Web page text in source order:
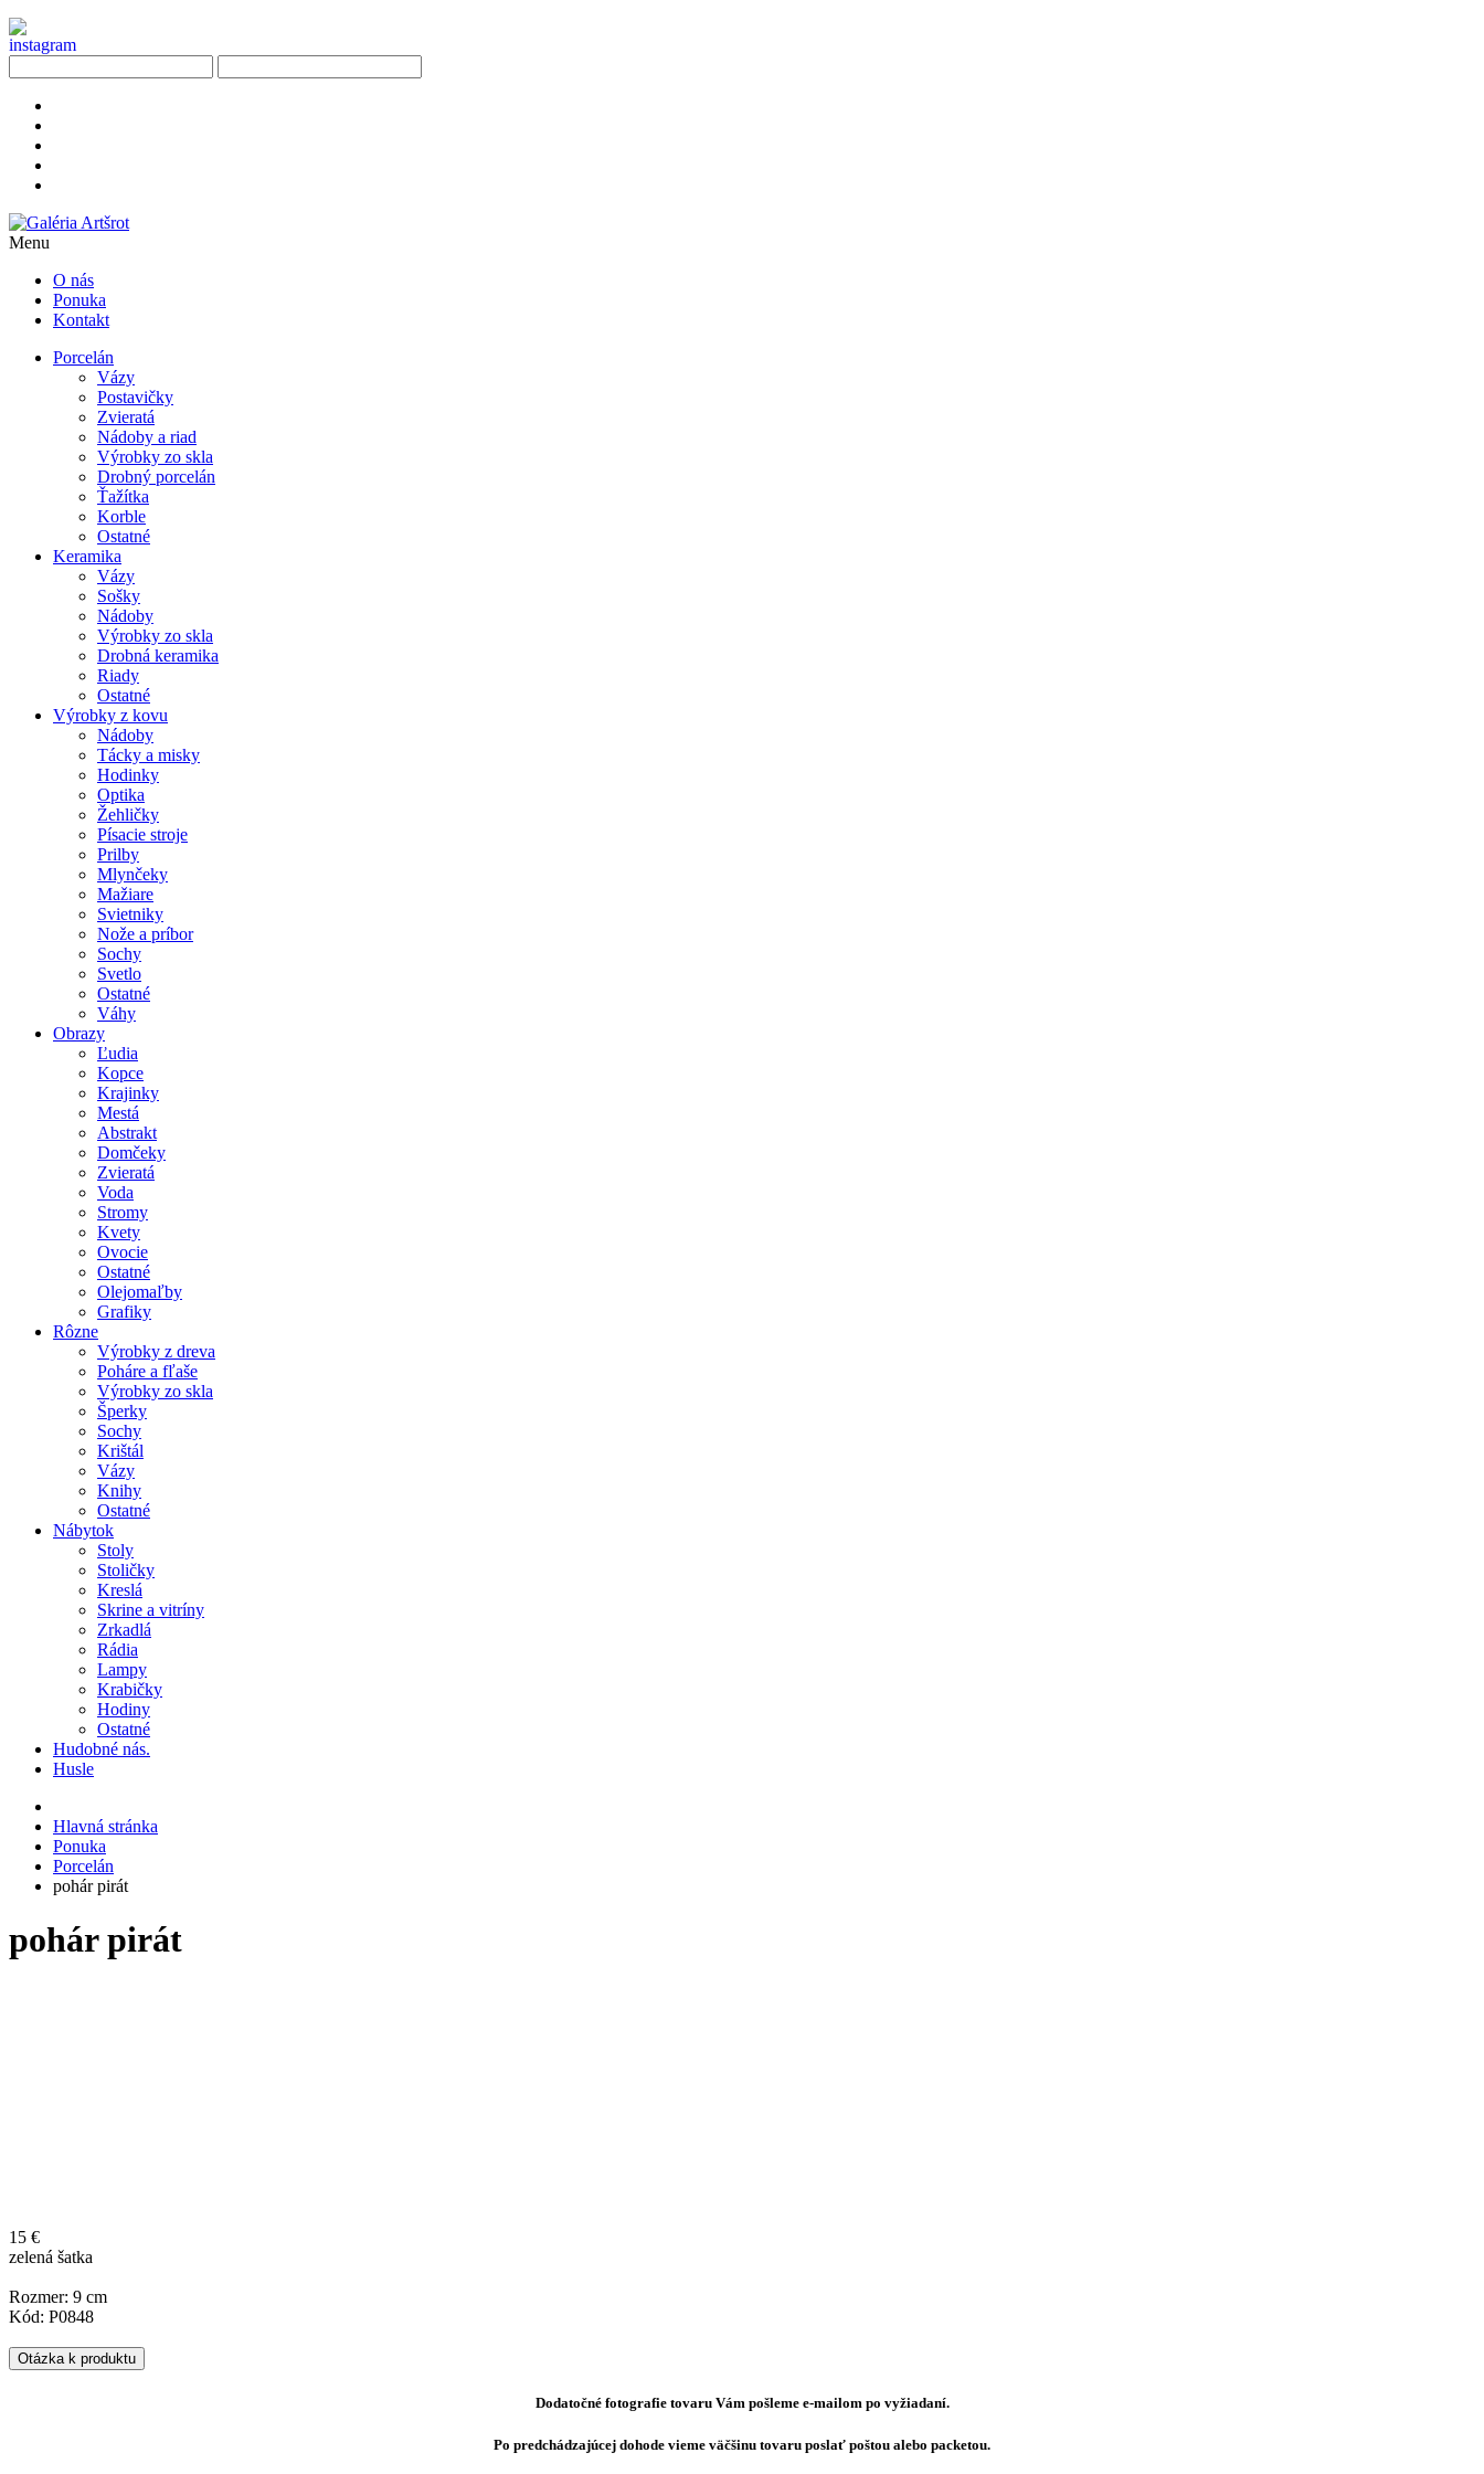
Menu
O nás
Ponuka
Kontakt
Porcelán
Vázy
Postavičky
Zvieratá
Nádoby a riad
Výrobky zo skla
Drobný porcelán
Ťažítka
Korble
Ostatné
Keramika
Vázy
Sošky
Nádoby
Výrobky zo skla
Drobná keramika
Riady
Ostatné
Výrobky z kovu
Nádoby
Tácky a misky
Hodinky
Optika
Žehličky
Písacie stroje
Prilby
Mlynčeky
Mažiare
Svietniky
Nože a príbor
Sochy
Svetlo
Ostatné
Váhy
Obrazy
Ľudia
Kopce
Krajinky
Mestá
Abstrakt
Domčeky
Zvieratá
Voda
Stromy
Kvety
Ovocie
Ostatné
Olejomaľby
Grafiky
Rôzne
Výrobky z dreva
Poháre a fľaše
Výrobky zo skla
Šperky
Sochy
Krištál
Vázy
Knihy
Ostatné
Nábytok
Stoly
Stoličky
Kreslá
Skrine a vitríny
Zrkadlá
Rádia
Lampy
Krabičky
Hodiny
Ostatné
Hudobné nás.
Husle
Hlavná stránka
Ponuka
Porcelán
pohár pirát
pohár pirát
15 €
zelená šatka
Rozmer: 9 cm
Kód: P0848
Otázka k produktu
Dodatočné fotografie tovaru Vám pošleme e-mailom po vyžiadaní.
Po predchádzajúcej dohode vieme väčšinu tovaru poslať poštou alebo packetou.